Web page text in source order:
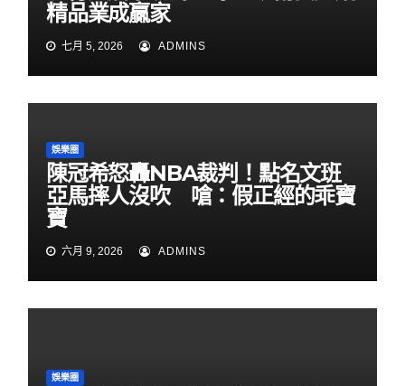
精品業成贏家
七月 5, 2026 ADMINS
娛樂圈
陳冠希怒轟NBA裁判！點名文班
亞馬摔人沒吹 嗆：假正經的乖寶
寶
六月 9, 2026 ADMINS
娛樂圈